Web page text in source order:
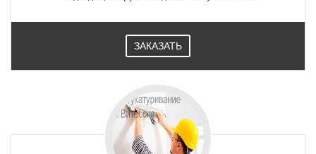
ЗАКАЗАТЬ